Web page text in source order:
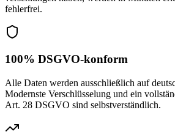
fehlerfrei.
100% DSGVO-konform
Alle Daten werden ausschließlich auf
Modernste Verschlüsselung und ein
Art. 28 DSGVO sind selbstverständlich.